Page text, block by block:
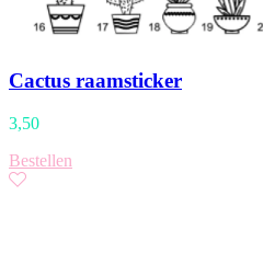
Cactus raamsticker
3,50
Bestellen